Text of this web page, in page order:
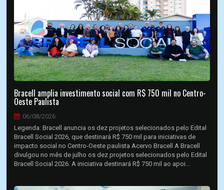
Bracell amplia investimento social com R$ 750 mil no Centro-
Oeste Paulista
06/08/2026
Legenda: Bracell anuncia os dez projetos selecionados pelo Edital
Bracell Social 2026, que destinará R$ 750 mil para iniciativas de
impacto social no Centro-Oeste paulista Acervo Bracell A Bracell
divulgou no mês de julho os dez projetos selecionados pelo Edital
Bracell Social 2026. A iniciativa destinará R$ 750 mil ao apoi...